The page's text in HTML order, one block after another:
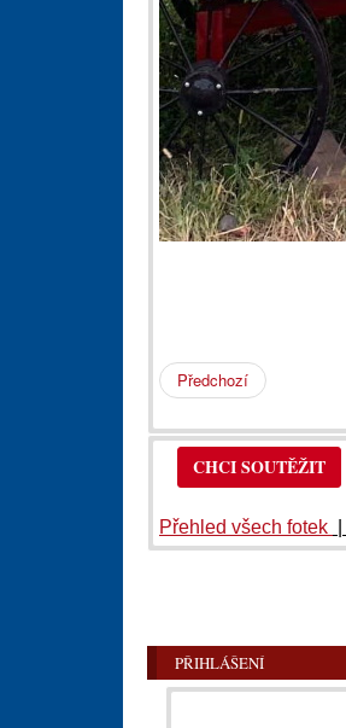
Předchozí
CHCI SOUTĚŽIT
Přehled všech fotek
PŘIHLÁŠENÍ